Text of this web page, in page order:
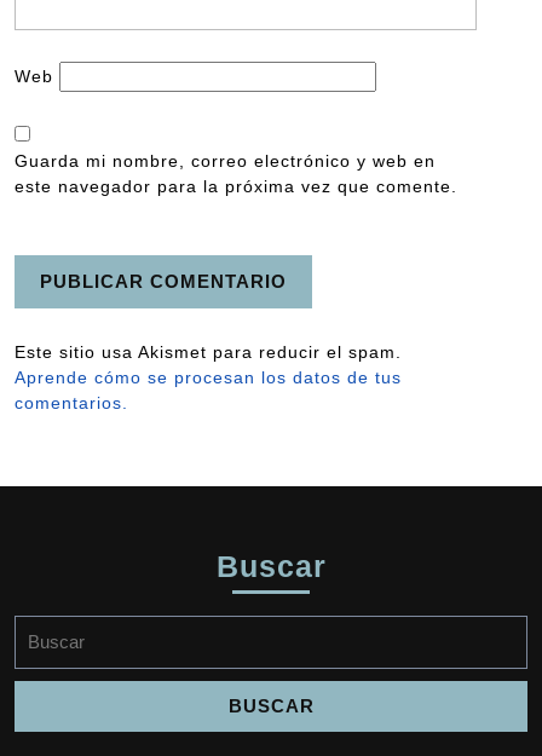
Web
Guarda mi nombre, correo electrónico y web en
este navegador para la próxima vez que comente.
Este sitio usa Akismet para reducir el spam.
Aprende cómo se procesan los datos de tus
comentarios.
Buscar